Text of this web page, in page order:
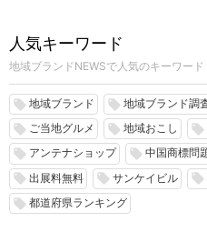
人気キーワード
地域ブランドNEWSで人気のキーワード
local_offer 地域ブランド local_offer 地域ブランド調
local_offer ご当地グルメ local_offer 地域おこし local_offer
local_offer アンテナショップ local_offer 中国商標問
local_offer 出展料無料 local_offer サンケイビル local_offer
local_offer 都道府県ランキング